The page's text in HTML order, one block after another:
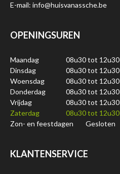
E-mail: info@huisvanassche.be
OPENINGSUREN
Maandag 08u30 tot 12u30
Dinsdag
08u30 tot 12u30
Woensdag
08u30 tot 12u30
Donderdag
08u30 tot 12u30
Vrijdag
08u30 tot 12u30
Zaterdag
08u30 tot 12u30
Zon- en feestdagen
Gesloten
KLANTENSERVICE